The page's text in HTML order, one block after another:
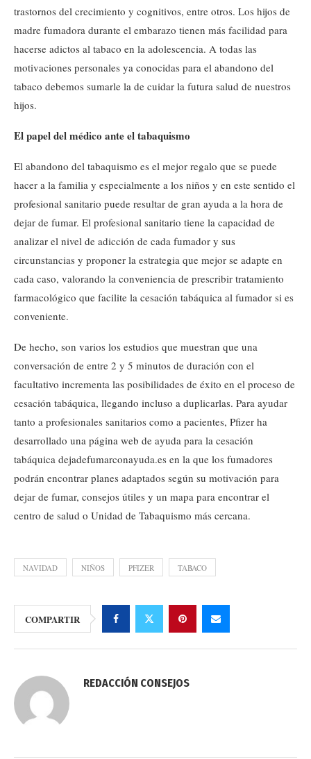
trastornos del crecimiento y cognitivos, entre otros. Los hijos de
madre fumadora durante el embarazo tienen más facilidad para
hacerse adictos al tabaco en la adolescencia. A todas las
motivaciones personales ya conocidas para el abandono del
tabaco debemos sumarle la de cuidar la futura salud de nuestros
hijos.
El papel del médico ante el tabaquismo
El abandono del tabaquismo es el mejor regalo que se puede
hacer a la familia y especialmente a los niños y en este sentido el
profesional sanitario puede resultar de gran ayuda a la hora de
dejar de fumar. El profesional sanitario tiene la capacidad de
analizar el nivel de adicción de cada fumador y sus
circunstancias y proponer la estrategia que mejor se adapte en
cada caso, valorando la conveniencia de prescribir tratamiento
farmacológico que facilite la cesación tabáquica al fumador si es
conveniente.
De hecho, son varios los estudios que muestran que una
conversación de entre 2 y 5 minutos de duración con el
facultativo incrementa las posibilidades de éxito en el proceso de
cesación tabáquica, llegando incluso a duplicarlas. Para ayudar
tanto a profesionales sanitarios como a pacientes, Pfizer ha
desarrollado una página web de ayuda para la cesación
tabáquica dejadefumarconayuda.es en la que los fumadores
podrán encontrar planes adaptados según su motivación para
dejar de fumar, consejos útiles y un mapa para encontrar el
centro de salud o Unidad de Tabaquismo más cercana.
NAVIDAD NIÑOS PFIZER TABACO
COMPARTIR
REDACCIÓN CONSEJOS